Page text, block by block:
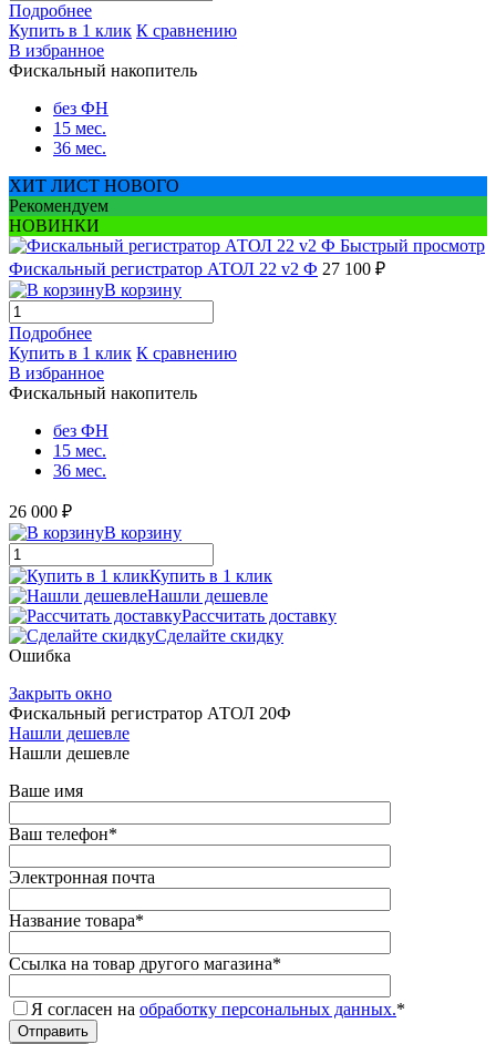
Подробнее
Купить в 1 клик К сравнению
В избранное
Фискальный накопитель
без ФН
15 мес.
36 мес.
ХИТ ЛИСТ НОВОГО
Рекомендуем
НОВИНКИ
Быстрый просмотр
Фискальный регистратор АТОЛ 22 v2 Ф 27 100 ₽
В корзину
Подробнее
Купить в 1 клик К сравнению
В избранное
Фискальный накопитель
без ФН
15 мес.
36 мес.
26 000 ₽
В корзину
Купить в 1 клик
Нашли дешевле
Рассчитать доставку
Сделайте скидку
Ошибка
Закрыть окно
Фискальный регистратор АТОЛ 20Ф
Нашли дешевле
Нашли дешевле
Ваше имя
Ваш телефон*
Электронная почта
Название товара*
Ссылка на товар другого магазина*
Я согласен на обработку персональных данных.*